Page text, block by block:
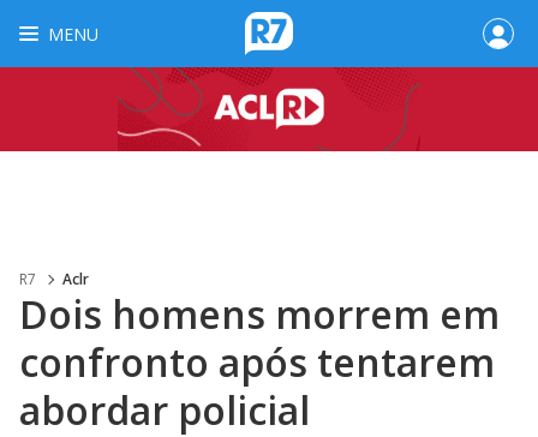
MENU
R7 Aclr
Dois homens morrem em
confronto após tentarem
abordar policial